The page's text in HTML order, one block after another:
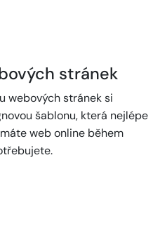
stránek
webových stránek si
šablonu, která nejlépe
web online během